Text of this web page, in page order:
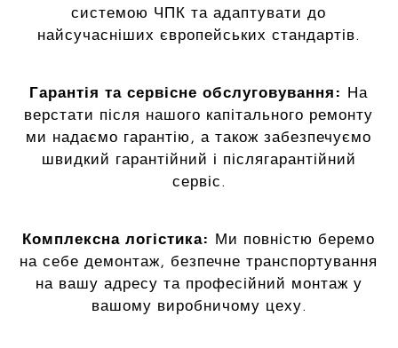
системою ЧПК та адаптувати до
найсучасніших європейських стандартів.
Гарантія та сервісне обслуговування: На
верстати після нашого капітального ремонту
ми надаємо гарантію, а також забезпечуємо
швидкий гарантійний і післягарантійний
сервіс.
Комплексна логістика: Ми повністю беремо
на себе демонтаж, безпечне транспортування
на вашу адресу та професійний монтаж у
вашому виробничому цеху.